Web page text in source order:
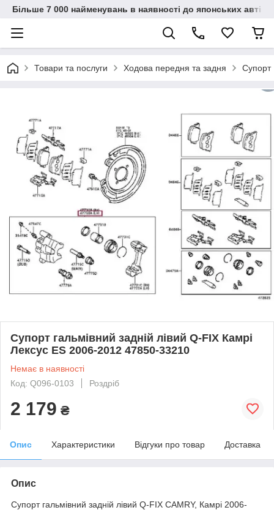
Більше 7 000 найменувань в наявності до японських
Товари та послуги Ходова передня та задня Супорт
Супорт гальмівний задній лівий Q-FIX Камрі
Лексус ES 2006-2012 47850-33210
Немає в наявності
Код: Q096-0103
Роздріб
2 179 ₴
Опис Характеристики Відгуки про товар Доставка
Опис
Супорт гальмівний задній лівий Q-FIX CAMRY, Камрі 2006-